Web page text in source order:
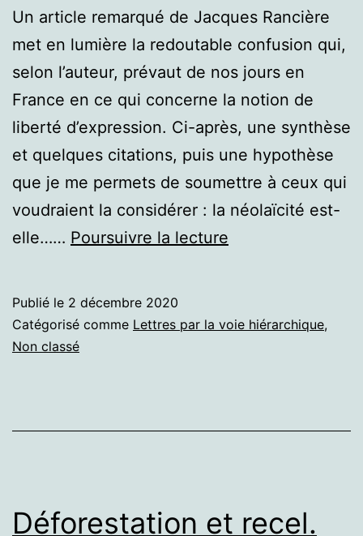
Un article remarqué de Jacques Rancière
met en lumière la redoutable confusion qui,
selon l’auteur, prévaut de nos jours en
France en ce qui concerne la notion de
liberté d’expression. Ci-après, une synthèse
et quelques citations, puis une hypothèse
que je me permets de soumettre à ceux qui
voudraient la considérer : la néolaïcité est-
elle…… Poursuivre la lecture
et
Publié le 2 décembre 2020
Catégorisé comme Lettres par la voie hiérarchique,
Non classé
Déforestation et recel.